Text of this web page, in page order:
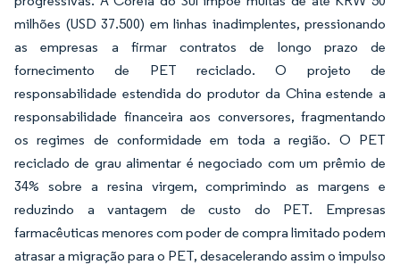
milhões (USD 37.500) em linhas inadimplentes, pressionando
as empresas a firmar contratos de longo prazo de
fornecimento de PET reciclado. O projeto de
responsabilidade estendida do produtor da China estende a
responsabilidade financeira aos conversores, fragmentando
os regimes de conformidade em toda a região. O PET
reciclado de grau alimentar é negociado com um prêmio de
34% sobre a resina virgem, comprimindo as margens e
reduzindo a vantagem de custo do PET. Empresas
farmacêuticas menores com poder de compra limitado podem
atrasar a migração para o PET, desacelerando assim o impulso